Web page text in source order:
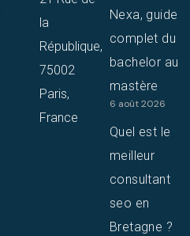
la
République,
75002
Paris,
France
Nexa, guide
complet du
bachelor au
mastère
6 août 2026
Quel est le
meilleur
consultant
seo en
Bretagne ?